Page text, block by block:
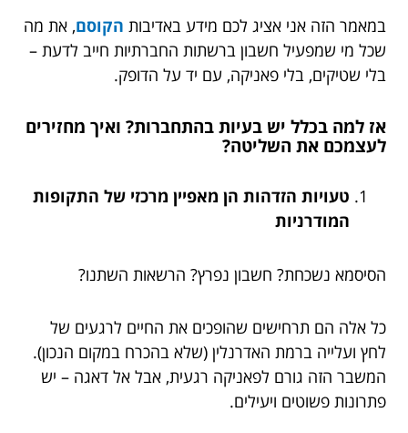
במאמר הזה אני אציג לכם מידע באדיבות הקוסם, את מה
שכל מי שמפעיל חשבון ברשתות החברתיות חייב לדעת –
בלי שטיקים, בלי פאניקה, עם יד על הדופק.
אז למה בכלל יש בעיות בהתחברות? ואיך מחזירים
לעצמכם את השליטה?
טעויות הזדהות הן מאפיין מרכזי של התקופות
המודרניות
הסיסמא נשכחת? חשבון נפרץ? הרשאות השתנו?
כל אלה הם תרחישים שהופכים את החיים לרגעים של
לחץ ועלייה ברמת האדרנלין (שלא בהכרח במקום הנכון).
המשבר הזה גורם לפאניקה רגעית, אבל אל דאגה – יש
פתרונות פשוטים ויעילים.